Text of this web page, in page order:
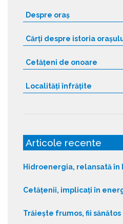
Despre oraș
Cărți despre istoria
Cetățeni de onoare
Localități înfrățite
Articole recente
Hidroenergia, relansată în
Cetățenii, implicați în
Trăiește frumos, fii sănătos